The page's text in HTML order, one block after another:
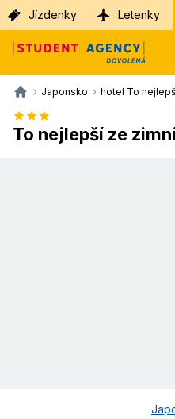
Jízdenky Letenky
Japonsko hotel To
To nejlepší ze